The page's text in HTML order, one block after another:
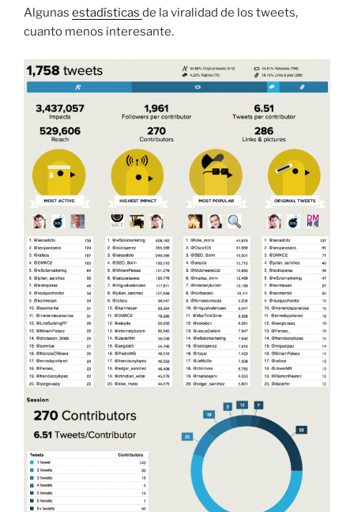
Algunas estadísticas de la viralidad de los tweets,
cuanto menos interesante.